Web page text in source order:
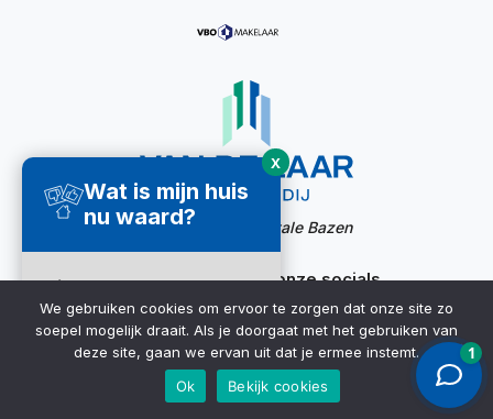
Wat is mijn huis
nu waard?
Direct een
waardecheck
ontvangen ➜
X
Website door: Digitale Bazen
Ook bereikbaar via onze socials
We gebruiken cookies om ervoor te zorgen dat onze site zo
soepel mogelijk draait. Als je doorgaat met het gebruiken van
deze site, gaan we ervan uit dat je ermee instemt.
Ok
Bekijk cookies